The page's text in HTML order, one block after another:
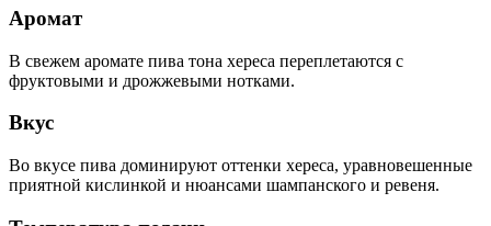
Аромат
В свежем аромате пива тона хереса переплетаются с
фруктовыми и дрожжевыми нотками.
Вкус
Во вкусе пива доминируют оттенки хереса, уравновешенные
приятной кислинкой и нюансами шампанского и ревеня.